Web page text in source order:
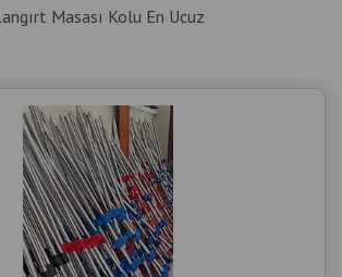
Masası Kolu En Ucuz